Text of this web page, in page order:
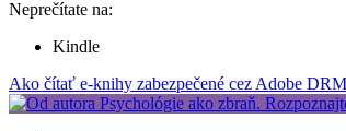
Neprečítate na:
Kindle
Ako čítať e-knihy zabezpečené cez Adobe